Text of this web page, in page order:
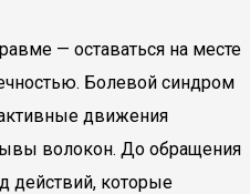
— оставаться на месте
Болевой синдром
движения
волокон. До обращения
действий, которые